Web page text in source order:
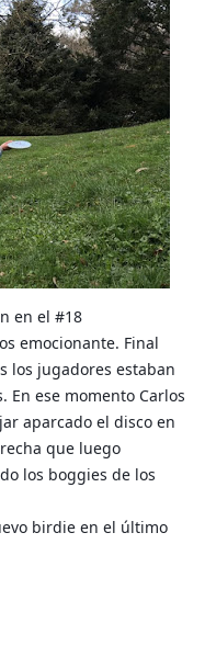
en el #18
emocionante. Final
los jugadores estaban
En ese momento Carlos
aparcado el disco en
que luego
los boggies de los
birdie en el último